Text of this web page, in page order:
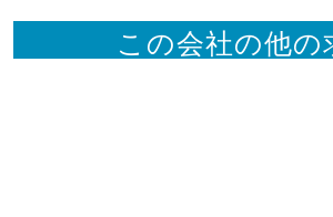
この会社の他の